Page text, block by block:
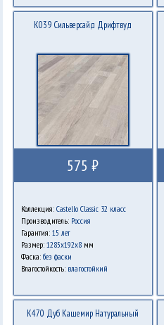
K039 Сильверсайд Дрифтвуд
575 ₽
Коллекция: Castello Classic 32 класс
Производитель: Россия
Гарантия: 15 лет
Размер: 1285х192х8мм
Фаска: без фаски
Влагостойкость: влагостойкий
K470 Дуб Кашемир Натуральный